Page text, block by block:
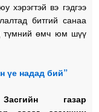
хэрэгтэй вэ гэдгээ
битгий санаа
түмний өмч юм шүү
үе надад бий”
газар